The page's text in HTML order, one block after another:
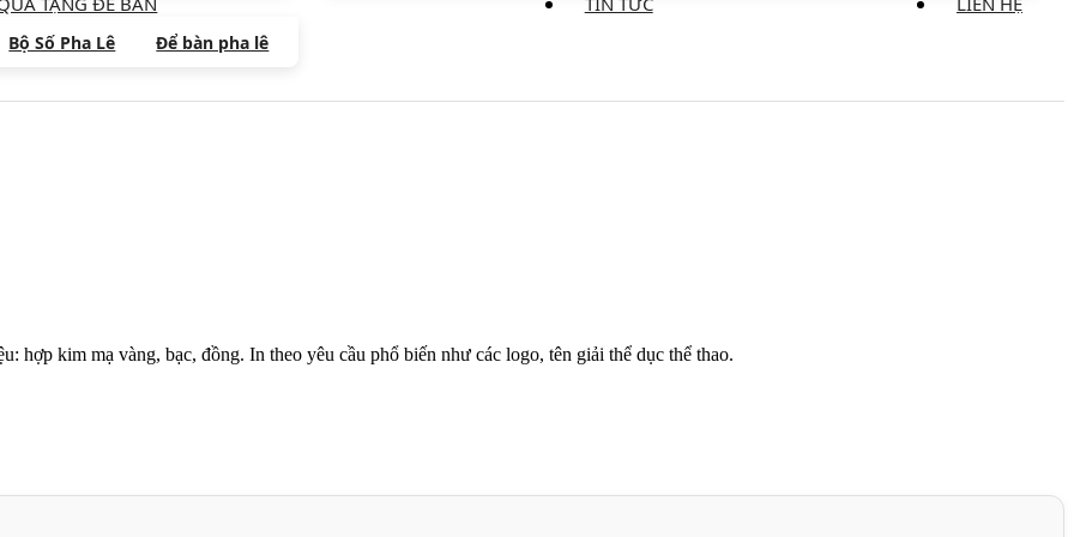
Bộ Số Pha Lê Để bàn pha lê
hợp kim mạ vàng, bạc, đồng. In theo yêu cầu phổ biến như các logo, tên giải thể dục thể thao.